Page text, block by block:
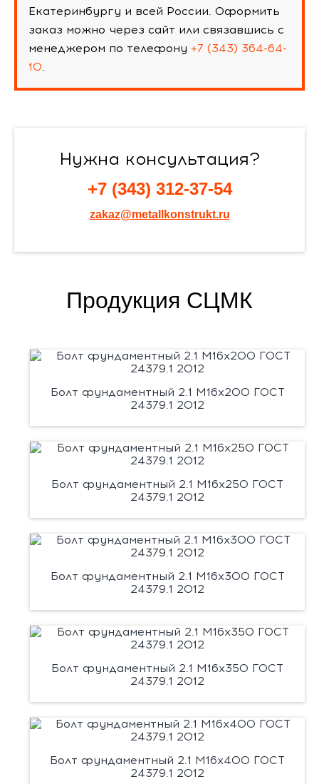
Екатеринбургу и всей России. Оформить
заказ можно через сайт или связавшись с
менеджером по телефону +7 (343) 364-64-
10.
Нужна консультация?
+7 (343) 312-37-54
zakaz@metallkonstrukt.ru
Продукция СЦМК
Болт фундаментный 2.1 М16х200 ГОСТ
24379.1 2012
Болт фундаментный 2.1 М16х250 ГОСТ
24379.1 2012
Болт фундаментный 2.1 М16х300 ГОСТ
24379.1 2012
Болт фундаментный 2.1 М16х350 ГОСТ
24379.1 2012
Болт фундаментный 2.1 М16х400 ГОСТ
24379.1 2012